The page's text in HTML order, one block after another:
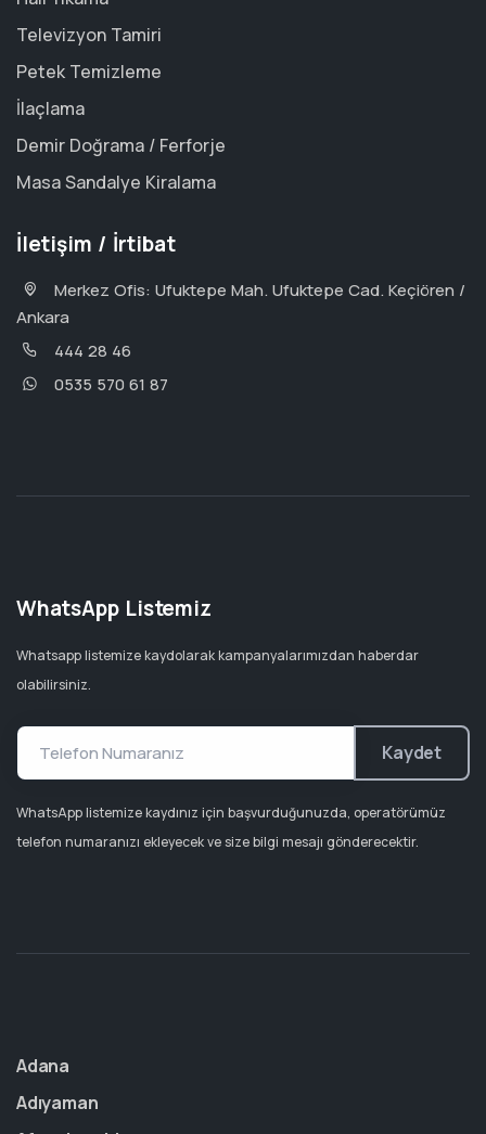
Televizyon Tamiri
Petek Temizleme
İlaçlama
Demir Doğrama / Ferforje
Masa Sandalye Kiralama
İletişim / İrtibat
Merkez Ofis: Ufuktepe Mah. Ufuktepe Cad. Keçiören /
Ankara
444 28 46
0535 570 61 87
WhatsApp Listemiz
Whatsapp listemize kaydolarak kampanyalarımızdan haberdar
olabilirsiniz.
Kaydet
WhatsApp listemize kaydınız için başvurduğunuzda, operatörümüz
telefon numaranızı ekleyecek ve size bilgi mesajı gönderecektir.
Adana
Adıyaman